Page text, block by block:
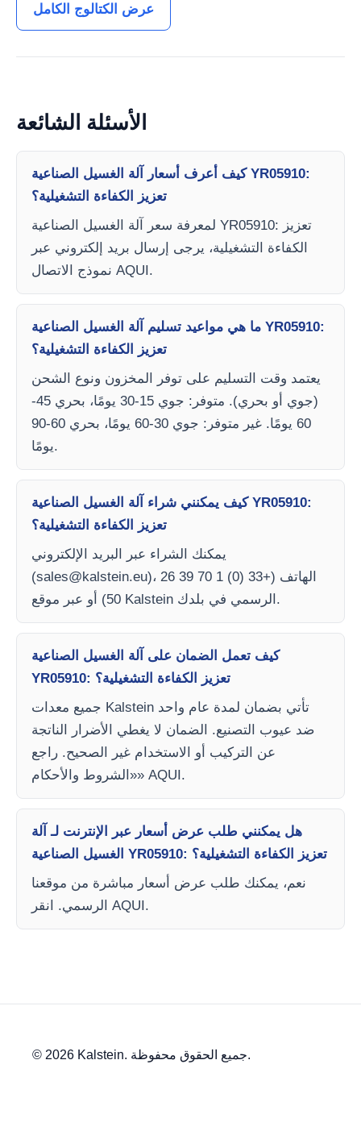
عرض الكتالوج الكامل
الأسئلة الشائعة
كيف أعرف أسعار آلة الغسيل الصناعية YR05910:
تعزيز الكفاءة التشغيلية؟
لمعرفة سعر آلة الغسيل الصناعية YR05910: تعزيز
الكفاءة التشغيلية، يرجى إرسال بريد إلكتروني عبر
نموذج الاتصال AQUI.
ما هي مواعيد تسليم آلة الغسيل الصناعية YR05910:
تعزيز الكفاءة التشغيلية؟
يعتمد وقت التسليم على توفر المخزون ونوع الشحن
(جوي أو بحري). متوفر: جوي 15-30 يومًا، بحري 45-
60 يومًا. غير متوفر: جوي 30-60 يومًا، بحري 60-90
يومًا.
كيف يمكنني شراء آلة الغسيل الصناعية YR05910:
تعزيز الكفاءة التشغيلية؟
يمكنك الشراء عبر البريد الإلكتروني
(sales@kalstein.eu)، الهاتف (+33 (0) 1 70 39 26
50) أو عبر موقع Kalstein الرسمي في بلدك.
كيف تعمل الضمان على آلة الغسيل الصناعية
YR05910: تعزيز الكفاءة التشغيلية؟
جميع معدات Kalstein تأتي بضمان لمدة عام واحد
ضد عيوب التصنيع. الضمان لا يغطي الأضرار الناتجة
عن التركيب أو الاستخدام غير الصحيح. راجع
«الشروط والأحكام» AQUI.
هل يمكنني طلب عرض أسعار عبر الإنترنت لـ آلة
الغسيل الصناعية YR05910: تعزيز الكفاءة التشغيلية؟
نعم، يمكنك طلب عرض أسعار مباشرة من موقعنا
الرسمي. انقر AQUI.
© 2026 Kalstein. جميع الحقوق محفوظة.